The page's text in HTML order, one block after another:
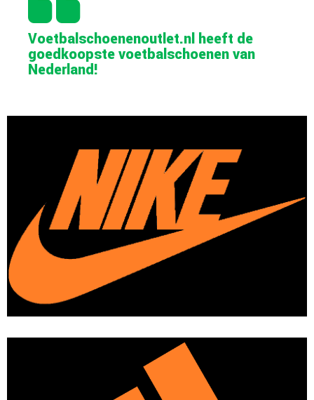
Voetbalschoenenoutlet.nl heeft de
goedkoopste voetbalschoenen van
Nederland!